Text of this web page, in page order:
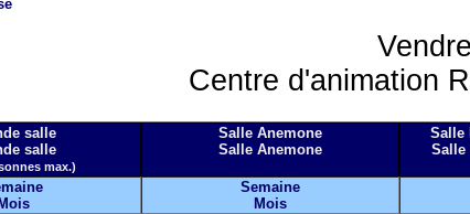
Centre d'animation
salle
salle
max.)
Salle Anemone
Salle Anemone
Salle
Salle
Mois
Semaine
Mois